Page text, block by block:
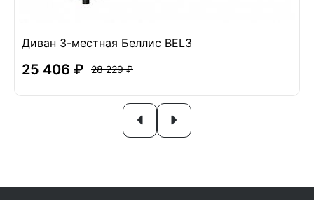
Диван 3-местная Беллис BEL3
25 406 ₽ 28 229 ₽